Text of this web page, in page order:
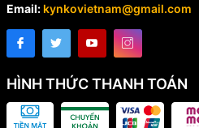
Vòi phun có đường kính đa dạng
Kyntec KT25 giúp anh em thi công
việc phun các loại sơn có độ nhớt
Email: kynkovietnam@gmail.com
HÌNH THỨC THANH TOÁN